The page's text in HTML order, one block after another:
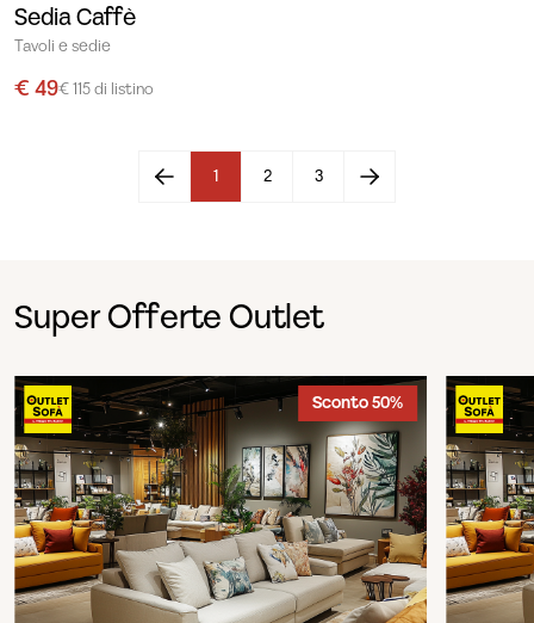
Sedia Caffè
Tavoli e sedie
€ 49€ 115 di listino
1 2 3
Super Offerte Outlet
Sconto 50%